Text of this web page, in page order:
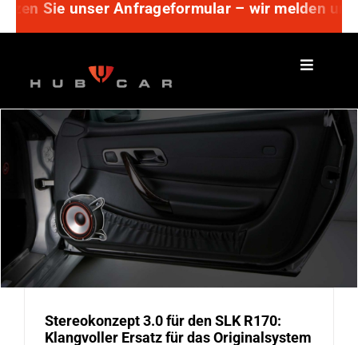
Zum
springen
Sie unser Anfrageformular – wir melden
Stereokonzept 3.0 für den SLK R170:
Klangvoller Ersatz für das Originalsystem